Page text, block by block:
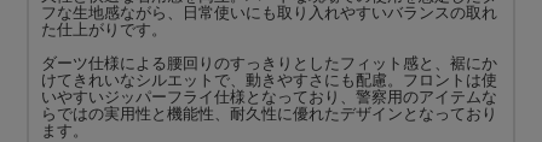
フな生地感ながら、日常使いにも取り入れやすいバランスの取れ
た仕上がりです。
ダーツ仕様による腰回りのすっきりとしたフィット感と、裾にか
けてきれいなシルエットで、動きやすさにも配慮。フロントは使
いやすいジッパーフライ仕様となっており、警察用のアイテムな
らではの実用性と機能性、耐久性に優れたデザインとなっており
ます。